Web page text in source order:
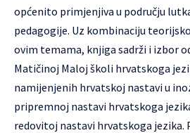
općenito primjenjiva u području
pedagogije. Uz kombinaciju
ovim temama, knjiga sadrži i izbor
Matičinoj Maloj školi hrvatskoga
namijenjenih hrvatskoj nastavi u
pripremnoj nastavi hrvatskoga
redovitoj nastavi hrvatskoga jezika.